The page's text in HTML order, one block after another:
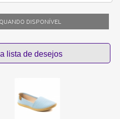
DISPONÍVEL